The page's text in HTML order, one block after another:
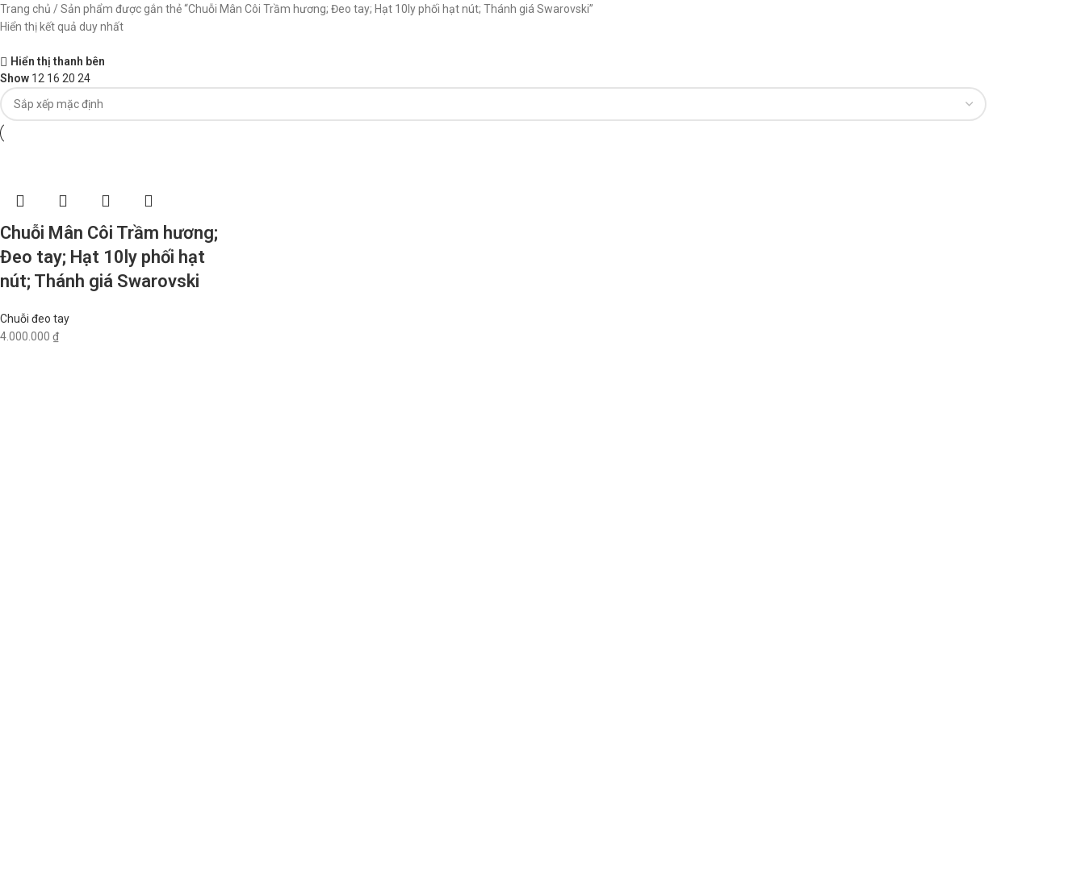
Trang chủ
Sản phẩm được gắn thẻ “Chuỗi Mân Côi Trầm hương; Đeo tay; Hạt 10ly phối hạt nút; Thánh giá Swarovski”
Hiển thị kết quả duy nhất
Hiển thị thanh bên
Show 12 16 20 24
Chuỗi Mân Côi Trầm hương;
Đeo tay; Hạt 10ly phối hạt
nút; Thánh giá Swarovski
Chuỗi đeo tay
4.000.000 ₫